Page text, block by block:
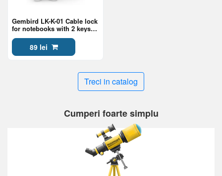
Gembird LK-K-01 Cable lock
for notebooks with 2 keys
included, 4 mm steel cable
89 lei
Treci in catalog
Cumperi foarte simplu